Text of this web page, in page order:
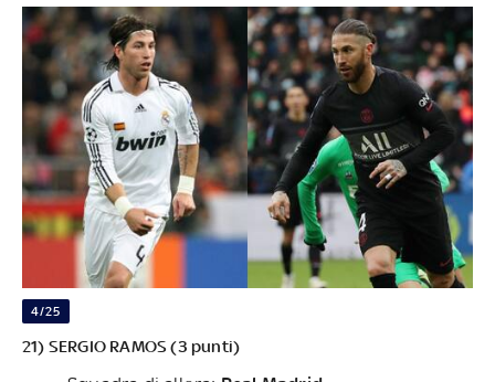
4/25
21) SERGIO RAMOS (3 punti)